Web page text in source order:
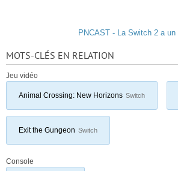
PNCAST - La Switch 2 a un
MOTS-CLÉS EN RELATION
Jeu vidéo
Animal Crossing: New Horizons Switch
Exit the Gungeon Switch
Console